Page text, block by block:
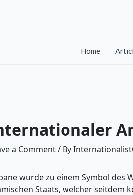
Home
a Comment/ By
wurde zu einem Symbol des
Staats, welcher seitdem